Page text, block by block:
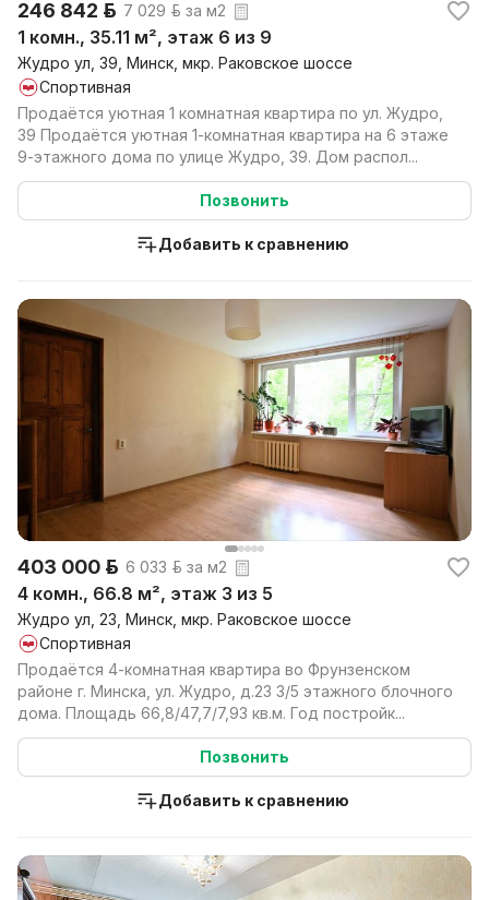
246 842 р. 7 029 р. за м2
1 комн., 35.11 м², этаж 6 из 9
Жудро ул, 39, Минск, мкр. Раковское шоссе
Спортивная
Продаётся уютная 1 комнатная квартира по ул. Жудро,
39 Продаётся уютная 1-комнатная квартира на 6 этаже
9-этажного дома по улице Жудро, 39. Дом распол...
Позвонить
Добавить к сравнению
403 000 р. 6 033 р. за м2
4 комн., 66.8 м², этаж 3 из 5
Жудро ул, 23, Минск, мкр. Раковское шоссе
Спортивная
Продаётся 4-комнатная квартира во Фрунзенском
районе г. Минска, ул. Жудро, д.23 3/5 этажного блочного
дома. Площадь 66,8/47,7/7,93 кв.м. Год постройк...
Позвонить
Добавить к сравнению